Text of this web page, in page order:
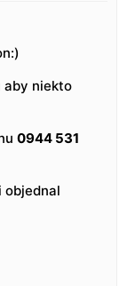
aby niekto
0944 531
objednal